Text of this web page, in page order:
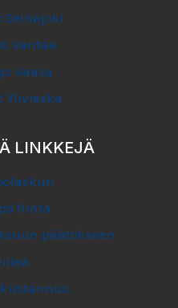
Seinäjoki
Vantaa
Vaasa
Ylivieska
LINKKEJÄ
hinta
päätökseen